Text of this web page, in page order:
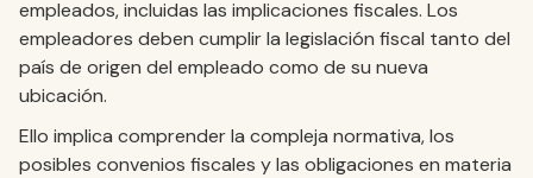
empleados, incluidas las implicaciones fiscales. Los
empleadores deben cumplir la legislación fiscal tanto del
país de origen del empleado como de su nueva
ubicación.
Ello implica comprender la compleja normativa, los
posibles convenios fiscales y las obligaciones en materia